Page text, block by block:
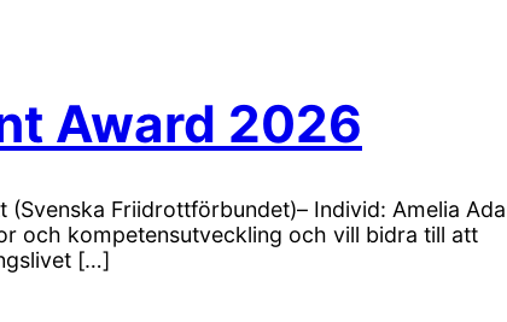
Award 2026
Friidrottförbundet)– Individ: Amelia
och kompetensutveckling och vill bidra till att
[…]